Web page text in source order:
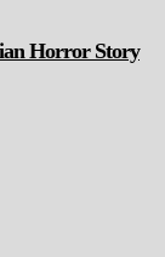
Horror Story